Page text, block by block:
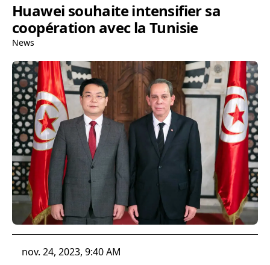
Huawei souhaite intensifier sa
coopération avec la Tunisie
News
nov. 24, 2023, 9:40 AM